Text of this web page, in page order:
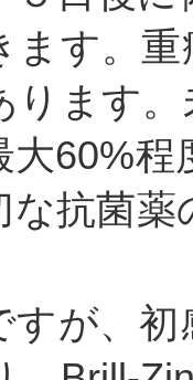
ます。
ります
大60%
な抗菌
が、初